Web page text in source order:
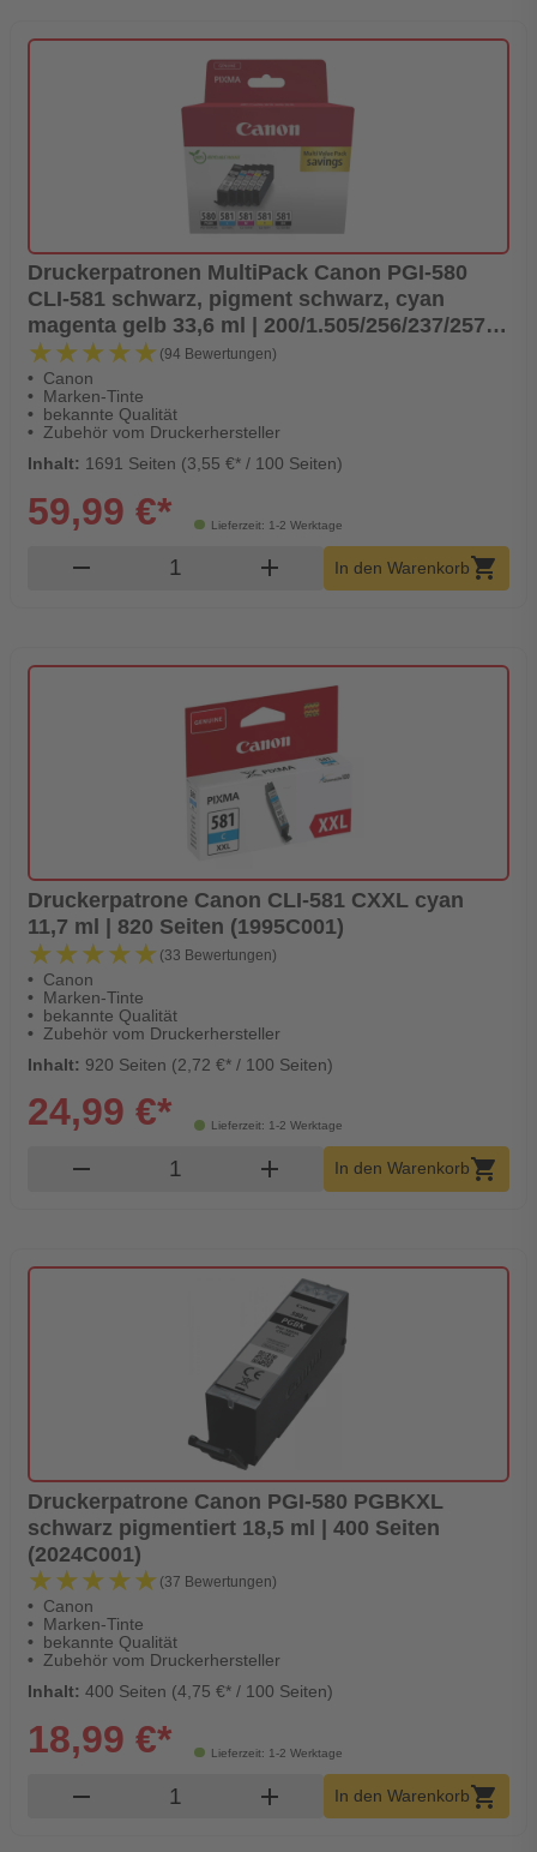
Druckerpatronen MultiPack Canon PGI-580
CLI-581 schwarz, pigment schwarz, cyan
magenta gelb 33,6 ml | 200/1.505/256/237/257
Seiten (2078C007)
★★★★★
★★★★★ (94 Bewertungen)
Canon
Marken-Tinte
bekannte Qualität
Zubehör vom Druckerhersteller
Inhalt: 1691 Seiten (3,55 €* / 100 Seiten)
Lieferzeit: 1-2 Werktage
59,99 €*
remove Produkt Warenkorb Menge
add In den Warenkorb shopping_cart
Druckerpatrone Canon CLI-581 CXXL cyan
11,7 ml | 820 Seiten (1995C001)
★★★★★
★★★★★ (33 Bewertungen)
Canon
Marken-Tinte
bekannte Qualität
Zubehör vom Druckerhersteller
Inhalt: 920 Seiten (2,72 €* / 100 Seiten)
Lieferzeit: 1-2 Werktage
24,99 €*
remove Produkt Warenkorb Menge
add In den Warenkorbshopping_cart
Druckerpatrone Canon PGI-580 PGBKXL
schwarz pigmentiert 18,5 ml | 400 Seiten
(2024C001)
★★★★★
★★★★★ (37 Bewertungen)
Canon
Marken-Tinte
bekannte Qualität
Zubehör vom Druckerhersteller
Inhalt: 400 Seiten (4,75 €* / 100 Seiten)
Lieferzeit: 1-2 Werktage
18,99 €*
remove Produkt Warenkorb Menge
add In den Warenkorbshopping_cart